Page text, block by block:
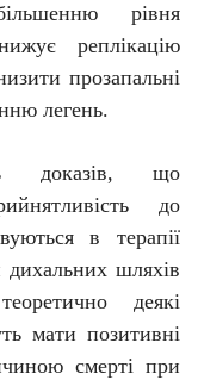
рівня
реплікацію
прозапальні
легень.
доказів, що
до
в терапії
шляхів
деякі
мати позитивні
смерті при